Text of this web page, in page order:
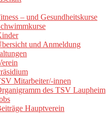
– und Gesundheitskurse
und Anmeldung
Mitarbeiter/-innen
des TSV Laupheim
Hauptverein